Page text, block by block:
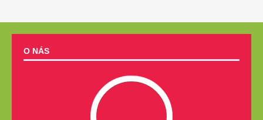
O NÁS